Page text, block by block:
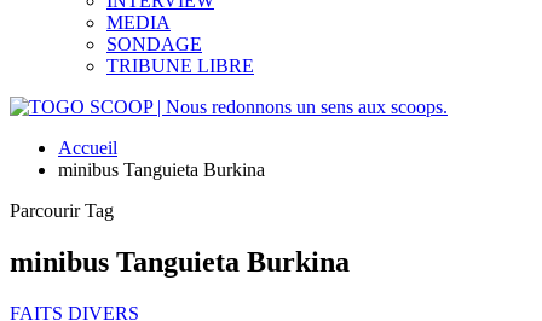
MEDIA
SONDAGE
TRIBUNE LIBRE
Accueil
minibus Tanguieta Burkina
Parcourir Tag
minibus Tanguieta Burkina
FAITS DIVERS